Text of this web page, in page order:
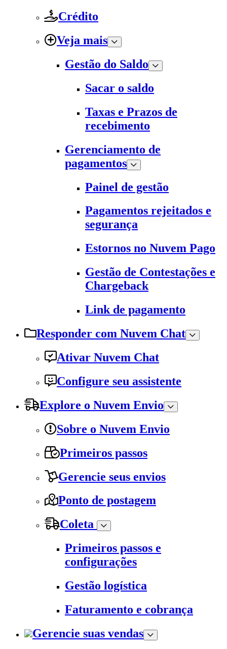
Crédito
Veja mais
Gestão do Saldo
Sacar o saldo
Taxas e Prazos de
recebimento
Gerenciamento de
pagamentos
Painel de gestão
Pagamentos rejeitados e
segurança
Estornos no Nuvem Pago
Gestão de Contestações e
Chargeback
Link de pagamento
Responder com Nuvem Chat
Ativar Nuvem Chat
Configure seu assistente
Explore o Nuvem Envio
Sobre o Nuvem Envio
Primeiros passos
Gerencie seus envios
Ponto de postagem
Coleta
Primeiros passos e
configurações
Gestão logística
Faturamento e cobrança
Gerencie suas vendas